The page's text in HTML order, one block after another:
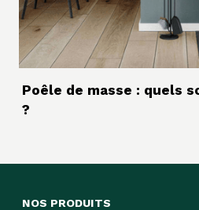
Poêle de masse : quels
?
NOS PRODUITS